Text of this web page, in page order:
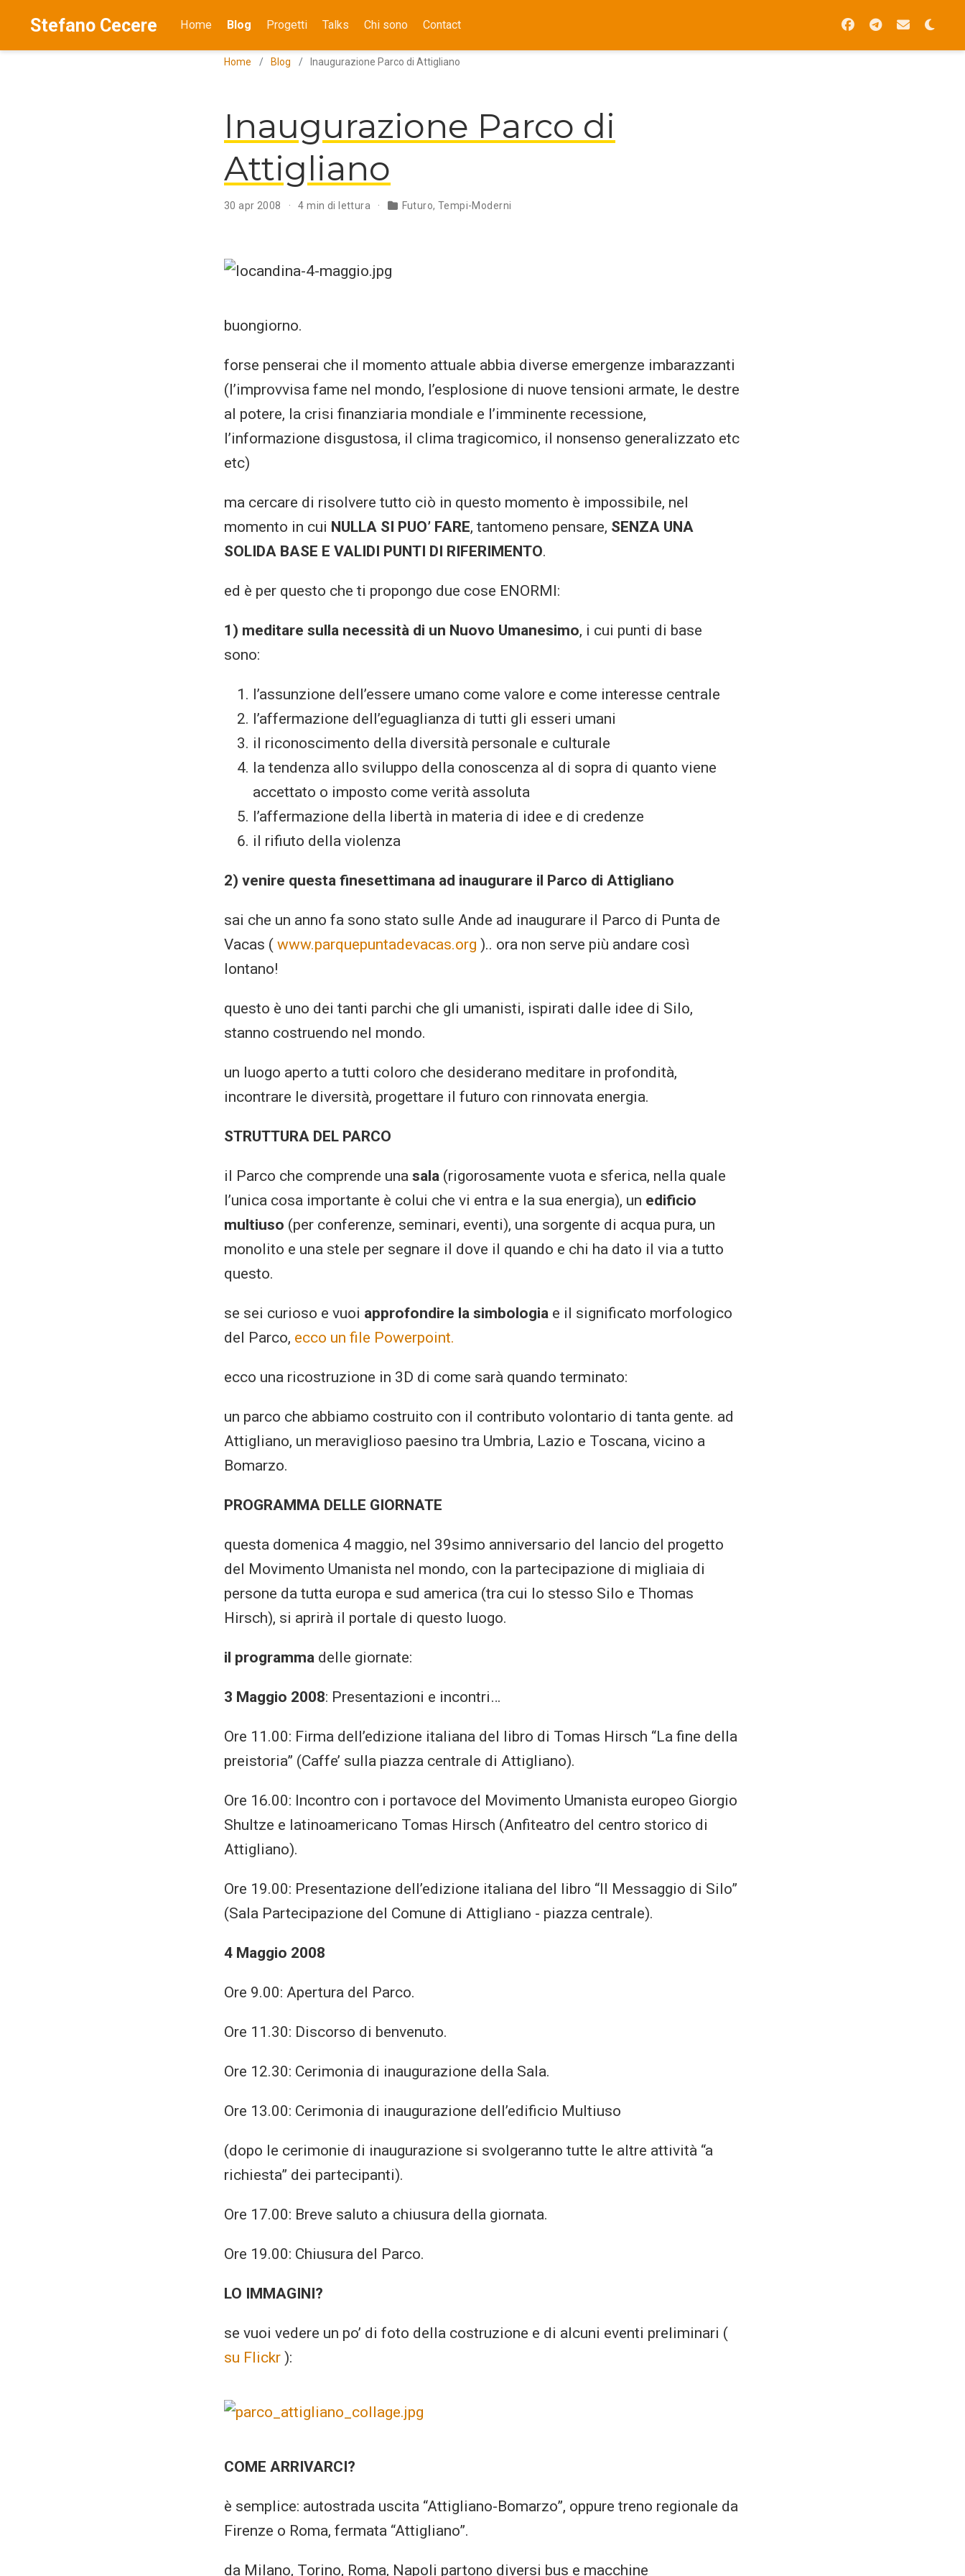
Stefano Cecere Home Blog Progetti Talks Chi sono Contact
Home Blog Inaugurazione Parco di Attigliano
Inaugurazione Parco di
Attigliano
30 apr 2008 4 min di lettura Futuro, Tempi-Moderni
buongiorno.
forse penserai che il momento attuale abbia diverse emergenze imbarazzanti
(l’improvvisa fame nel mondo, l’esplosione di nuove tensioni armate, le destre
al potere, la crisi finanziaria mondiale e l’imminente recessione,
l’informazione disgustosa, il clima tragicomico, il nonsenso generalizzato etc
etc)
ma cercare di risolvere tutto ciò in questo momento è impossibile, nel
momento in cui NULLA SI PUO’ FARE, tantomeno pensare, SENZA UNA
SOLIDA BASE E VALIDI PUNTI DI RIFERIMENTO.
ed è per questo che ti propongo due cose ENORMI:
1) meditare sulla necessità di un Nuovo Umanesimo, i cui punti di base
sono:
l’assunzione dell’essere umano come valore e come interesse centrale
l’affermazione dell’eguaglianza di tutti gli esseri umani
il riconoscimento della diversità personale e culturale
la tendenza allo sviluppo della conoscenza al di sopra di quanto viene
accettato o imposto come verità assoluta
l’affermazione della libertà in materia di idee e di credenze
il rifiuto della violenza
2) venire questa finesettimana ad inaugurare il Parco di Attigliano
sai che un anno fa sono stato sulle Ande ad inaugurare il Parco di Punta de
Vacas ( www.parquepuntadevacas.org ).. ora non serve più andare così
lontano!
questo è uno dei tanti parchi che gli umanisti, ispirati dalle idee di Silo,
stanno costruendo nel mondo.
un luogo aperto a tutti coloro che desiderano meditare in profondità,
incontrare le diversità, progettare il futuro con rinnovata energia.
STRUTTURA DEL PARCO
il Parco che comprende una sala (rigorosamente vuota e sferica, nella quale
l’unica cosa importante è colui che vi entra e la sua energia), un edificio
multiuso (per conferenze, seminari, eventi), una sorgente di acqua pura, un
monolito e una stele per segnare il dove il quando e chi ha dato il via a tutto
questo.
se sei curioso e vuoi approfondire la simbologia e il significato morfologico
del Parco, ecco un file Powerpoint.
ecco una ricostruzione in 3D di come sarà quando terminato:
un parco che abbiamo costruito con il contributo volontario di tanta gente. ad
Attigliano, un meraviglioso paesino tra Umbria, Lazio e Toscana, vicino a
Bomarzo.
PROGRAMMA DELLE GIORNATE
questa domenica 4 maggio, nel 39simo anniversario del lancio del progetto
del Movimento Umanista nel mondo, con la partecipazione di migliaia di
persone da tutta europa e sud america (tra cui lo stesso Silo e Thomas
Hirsch), si aprirà il portale di questo luogo.
il programma delle giornate:
3 Maggio 2008: Presentazioni e incontri…
Ore 11.00: Firma dell’edizione italiana del libro di Tomas Hirsch “La fine della
preistoria” (Caffe’ sulla piazza centrale di Attigliano).
Ore 16.00: Incontro con i portavoce del Movimento Umanista europeo Giorgio
Shultze e latinoamericano Tomas Hirsch (Anfiteatro del centro storico di
Attigliano).
Ore 19.00: Presentazione dell’edizione italiana del libro “Il Messaggio di Silo”
(Sala Partecipazione del Comune di Attigliano - piazza centrale).
4 Maggio 2008
Ore 9.00: Apertura del Parco.
Ore 11.30: Discorso di benvenuto.
Ore 12.30: Cerimonia di inaugurazione della Sala.
Ore 13.00: Cerimonia di inaugurazione dell’edificio Multiuso
(dopo le cerimonie di inaugurazione si svolgeranno tutte le altre attività “a
richiesta” dei partecipanti).
Ore 17.00: Breve saluto a chiusura della giornata.
Ore 19.00: Chiusura del Parco.
LO IMMAGINI?
se vuoi vedere un po’ di foto della costruzione e di alcuni eventi preliminari (
su Flickr ):
COME ARRIVARCI?
è semplice: autostrada uscita “Attigliano-Bomarzo”, oppure treno regionale da
Firenze o Roma, fermata “Attigliano”.
da Milano, Torino, Roma, Napoli partono diversi bus e macchine